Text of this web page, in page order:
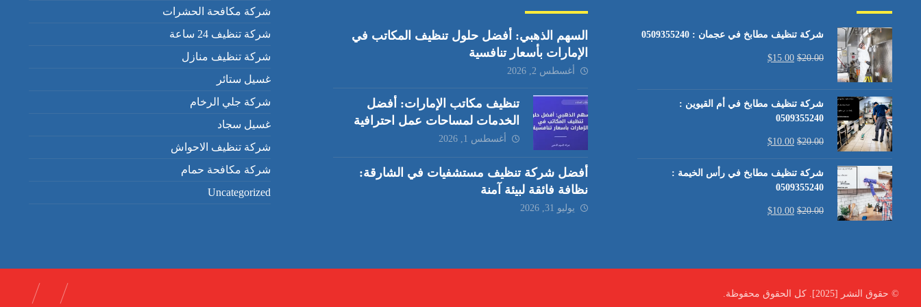
شركة تنظيف مطابخ في عجمان : 0509355240
$20.00
$15.00
شركة تنظيف مطابخ في أم القيوين :
0509355240
$20.00
$10.00
شركة تنظيف مطابخ في رأس الخيمة :
0509355240
$20.00
$10.00
السهم الذهبي: أفضل حلول تنظيف المكاتب في
الإمارات بأسعار تنافسية
أغسطس 2, 2026
تنظيف مكاتب الإمارات: أفضل
الخدمات لمساحات عمل احترافية
أغسطس 1, 2026
أفضل شركة تنظيف مستشفيات في الشارقة:
نظافة فائقة لبيئة آمنة
يوليو 31, 2026
شركة مكافحة الحشرات
شركة تنظيف 24 ساعة
شركة تنظيف منازل
غسيل ستائر
شركة جلي الرخام
غسيل سجاد
شركة تنظيف الاحواش
شركة مكافحة حمام
Uncategorized
© حقوق النشر [2025]. كل الحقوق محفوظة.